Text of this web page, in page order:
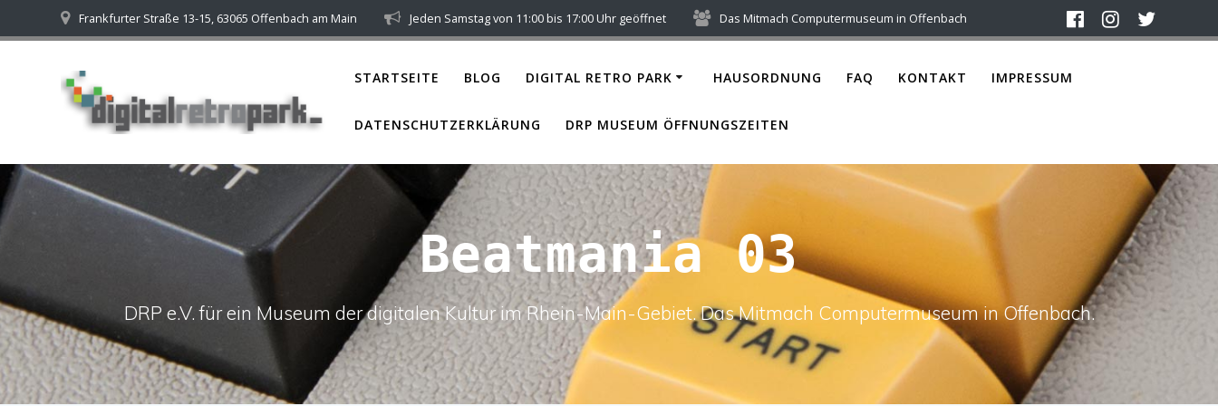
to
Frankfurter Straße 13-15, 63065 Offenbach am Main Jeden Samstag von 11:00 bis 17:00 Uhr geöffnet Das Mitmach Computermuseum in Offenbach
STARTSEITE BLOG DIGITAL RETRO PARK HAUSORDNUNG FAQ KONTAKT IMPRESSUM
DATENSCHUTZERKLÄRUNG DRP MUSEUM ÖFFNUNGSZEITEN
Beatmania 03
DRP e.V. für ein Museum der digitalen Kultur im Rhein-Main-Gebiet. Das Mitmach Computermuseum in Offenbach.